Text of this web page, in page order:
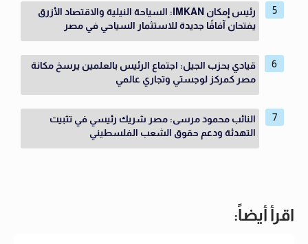
رئيس إمكان IMKAN: السياحة النيلية والاقتصاد الأزرق
يفتحان آفاقًا جديدة للاستثمار السياحي في مصر
قيادي بحزب الجيل: اجتماع الرئيس بالعلمين يرسخ مكانة
مصر كمركز لوجستي وتجاري عالمي
النائب محمود مرسى: مصر شريك رئيسي في تثبيت
التهدئة ودعم حقوق الشعب الفلسطيني
اقرأ أيضاً: